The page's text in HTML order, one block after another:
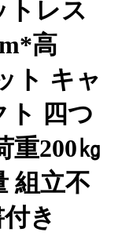
トレス
高
ト キャ
ト 四つ
重200㎏
組立不
き